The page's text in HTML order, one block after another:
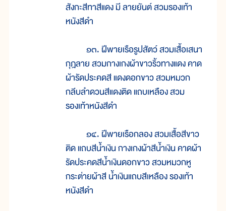
สังกะสีทาสีแดง มี ลายยันต์ สวมรองเท้า
หนังสีดำ
๑๓. ฝีพายเรือรูปสัตว์ สวมเสื้อเสนา
กุฎลาย สวมกางเกงผ้าขาวริ้วทางแดง คาด
ผ้ารัดประคดสี แดงดอกขาว สวมหมวก
กลีบลำดวนสีแดงติด แถบเหลือง สวม
รองเท้าหนังสีดำ
๑๔. ฝีพายเรือกลอง สวมเสื้อสีขาว
ติด แถบสีน้ำเงิน กางเกงผ้าสีน้ำเงิน คาดผ้า
รัดประคดสีน้ำเงินดอกขาว สวมหมวกหู
กระต่ายผ้าสี น้ำเงินแถบสีเหลือง รองเท้า
หนังสีดำ